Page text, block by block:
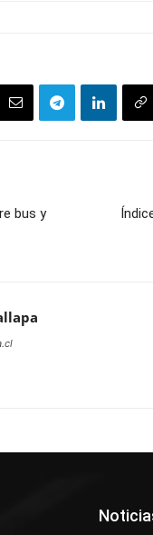
bus y